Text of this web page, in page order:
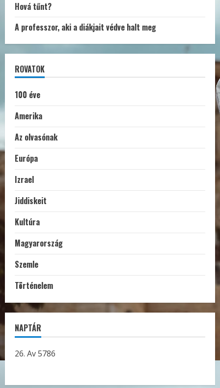
Hová tűnt?
A professzor, aki a diákjait védve halt meg
ROVATOK
100 éve
Amerika
Az olvasónak
Európa
Izrael
Jiddiskeit
Kultúra
Magyarország
Szemle
Történelem
NAPTÁR
26. Av 5786